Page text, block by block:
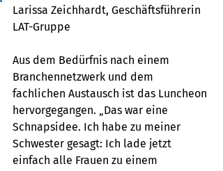
Larissa Zeichhardt, Geschäftsführerin
LAT-Gruppe
Aus dem Bedürfnis nach einem
Branchennetzwerk und dem
fachlichen Austausch ist das Luncheon
hervorgegangen. „Das war eine
Schnapsidee. Ich habe zu meiner
Schwester gesagt: Ich lade jetzt
einfach alle Frauen zu einem